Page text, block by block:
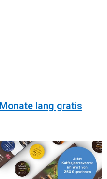
lang gratis